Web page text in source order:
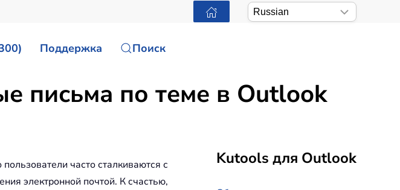
Поддержка Поиск
письма по теме в Outlook
Kutools для Outlook
часто сталкиваются с
электронной почтой. К счастью,